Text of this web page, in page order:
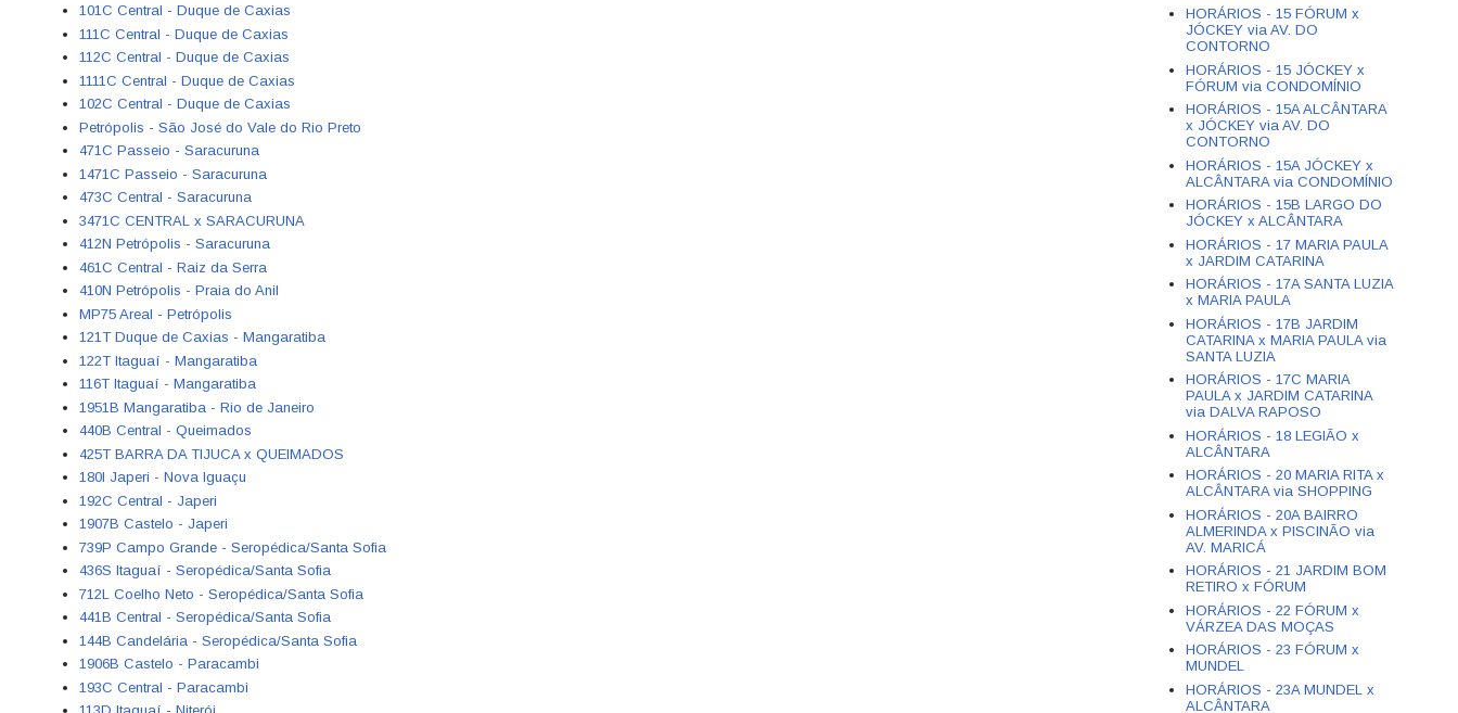
101C Central - Duque de Caxias
111C Central - Duque de Caxias
112C Central - Duque de Caxias
1111C Central - Duque de Caxias
102C Central - Duque de Caxias
Petrópolis - São José do Vale do Rio Preto
471C Passeio - Saracuruna
1471C Passeio - Saracuruna
473C Central - Saracuruna
3471C CENTRAL x SARACURUNA
412N Petrópolis - Saracuruna
461C Central - Raiz da Serra
410N Petrópolis - Praia do Anil
MP75 Areal - Petrópolis
121T Duque de Caxias - Mangaratiba
122T Itaguaí - Mangaratiba
116T Itaguaí - Mangaratiba
1951B Mangaratiba - Rio de Janeiro
440B Central - Queimados
425T BARRA DA TIJUCA x QUEIMADOS
180I Japeri - Nova Iguaçu
192C Central - Japeri
1907B Castelo - Japeri
739P Campo Grande - Seropédica/Santa Sofia
436S Itaguaí - Seropédica/Santa Sofia
712L Coelho Neto - Seropédica/Santa Sofia
441B Central - Seropédica/Santa Sofia
144B Candelária - Seropédica/Santa Sofia
1906B Castelo - Paracambi
193C Central - Paracambi
HORÁRIOS - 15 FÓRUM x
JÓCKEY via AV. DO
CONTORNO
HORÁRIOS - 15 JÓCKEY x
FÓRUM via CONDOMÍNIO
HORÁRIOS - 15A ALCÂNTARA
x JÓCKEY via AV. DO
CONTORNO
HORÁRIOS - 15A JÓCKEY x
ALCÂNTARA via CONDOMÍNIO
HORÁRIOS - 15B LARGO DO
JÓCKEY x ALCÂNTARA
HORÁRIOS - 17 MARIA PAULA
x JARDIM CATARINA
HORÁRIOS - 17A SANTA LUZIA
x MARIA PAULA
HORÁRIOS - 17B JARDIM
CATARINA x MARIA PAULA via
SANTA LUZIA
HORÁRIOS - 17C MARIA
PAULA x JARDIM CATARINA
via DALVA RAPOSO
HORÁRIOS - 18 LEGIÃO x
ALCÂNTARA
HORÁRIOS - 20 MARIA RITA x
ALCÂNTARA via SHOPPING
HORÁRIOS - 20A BAIRRO
ALMERINDA x PISCINÃO via
AV. MARICÁ
HORÁRIOS - 21 JARDIM BOM
RETIRO x FÓRUM
HORÁRIOS - 22 FÓRUM x
VÁRZEA DAS MOÇAS
HORÁRIOS - 23 FÓRUM x
MUNDEL
HORÁRIOS - 23A MUNDEL x
ALCÂNTARA